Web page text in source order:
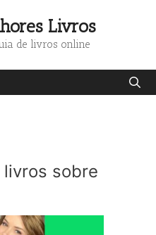
Livros
de livros online
livros sobre